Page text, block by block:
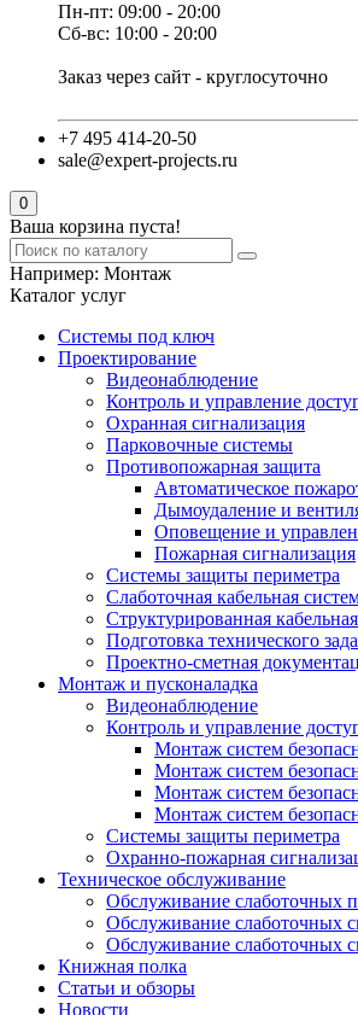
Пн-пт: 09:00 - 20:00
Сб-вс: 10:00 - 20:00
Заказ через сайт - круглосуточно
+7 495 414-20-50
sale@expert-projects.ru
0
Ваша корзина пуста!
Например: Монтаж
Каталог услуг
Системы под ключ
Проектирование
Видеонаблюдение
Контроль и управление
Охранная сигнализация
Парковочные системы
Противопожарная защита
Автоматическое
Дымоудаление и
Оповещение и
Пожарная сигнализация
Системы защиты периметра
Слаботочная кабельная
Структурированная
Подготовка технического
Проектно-сметная
Монтаж и пусконаладка
Видеонаблюдение
Контроль и управление
Монтаж систем
Монтаж систем
Монтаж систем
Монтаж систем
Системы защиты периметра
Охранно-пожарная
Техническое обслуживание
Обслуживание слаботочных
Обслуживание слаботочных
Обслуживание слаботочных
Книжная полка
Статьи и обзоры
Новости